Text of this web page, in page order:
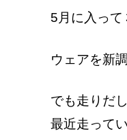
5月に入って
ウェアを新
でも走りだ
最近走って